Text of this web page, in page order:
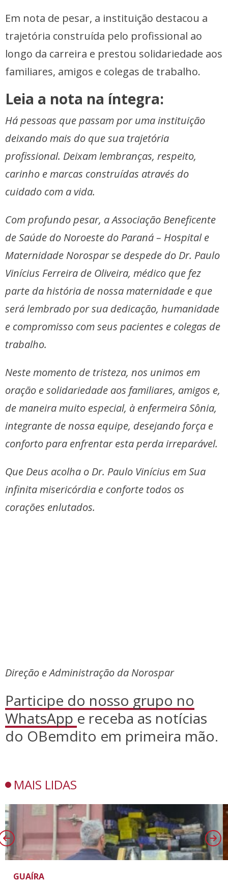
Em nota de pesar, a instituição destacou a
trajetória construída pelo profissional ao
longo da carreira e prestou solidariedade aos
familiares, amigos e colegas de trabalho.
Leia a nota na íntegra:
Há pessoas que passam por uma instituição
deixando mais do que sua trajetória
profissional. Deixam lembranças, respeito,
carinho e marcas construídas através do
cuidado com a vida.
Com profundo pesar, a Associação Beneficente
de Saúde do Noroeste do Paraná – Hospital e
Maternidade Norospar se despede do Dr. Paulo
Vinícius Ferreira de Oliveira, médico que fez
parte da história de nossa maternidade e que
será lembrado por sua dedicação, humanidade
e compromisso com seus pacientes e colegas de
trabalho.
Neste momento de tristeza, nos unimos em
oração e solidariedade aos familiares, amigos e,
de maneira muito especial, à enfermeira Sônia,
integrante de nossa equipe, desejando força e
conforto para enfrentar esta perda irreparável.
Que Deus acolha o Dr. Paulo Vinícius em Sua
infinita misericórdia e conforte todos os
corações enlutados.
Direção e Administração da Norospar
Participe do nosso grupo no
WhatsApp e receba as notícias
do OBemdito em primeira mão.
MAIS LIDAS
GUAÍRA